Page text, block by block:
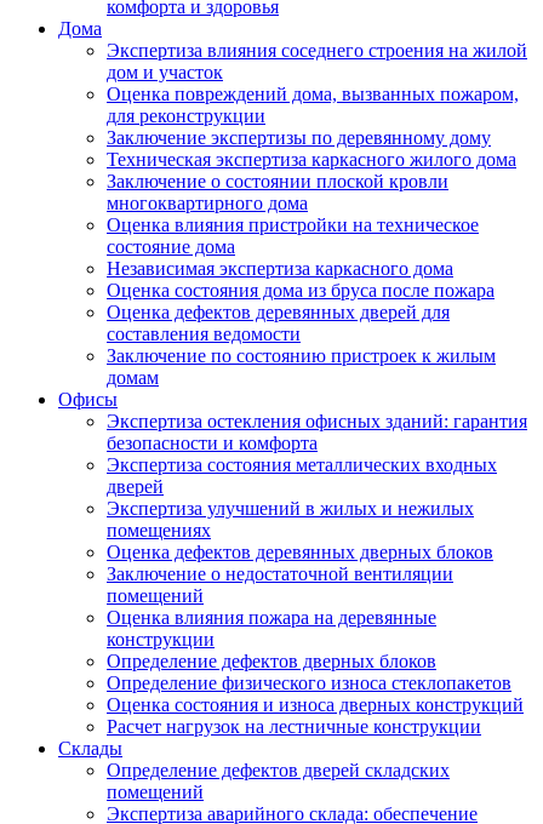
комфорта и здоровья
Дома
Экспертиза влияния соседнего строения на жилой
дом и участок
Оценка повреждений дома, вызванных пожаром,
для реконструкции
Заключение экспертизы по деревянному дому
Техническая экспертиза каркасного жилого дома
Заключение о состоянии плоской кровли
многоквартирного дома
Оценка влияния пристройки на техническое
состояние дома
Независимая экспертиза каркасного дома
Оценка состояния дома из бруса после пожара
Оценка дефектов деревянных дверей для
составления ведомости
Заключение по состоянию пристроек к жилым
домам
Офисы
Экспертиза остекления офисных зданий: гарантия
безопасности и комфорта
Экспертиза состояния металлических входных
дверей
Экспертиза улучшений в жилых и нежилых
помещениях
Оценка дефектов деревянных дверных блоков
Заключение о недостаточной вентиляции
помещений
Оценка влияния пожара на деревянные
конструкции
Определение дефектов дверных блоков
Определение физического износа стеклопакетов
Оценка состояния и износа дверных конструкций
Расчет нагрузок на лестничные конструкции
Склады
Определение дефектов дверей складских
помещений
Экспертиза аварийного склада: обеспечение